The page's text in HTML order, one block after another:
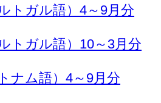
トガル語）4～9月分
トガル語）10～3月分
ナム語）4～9月分